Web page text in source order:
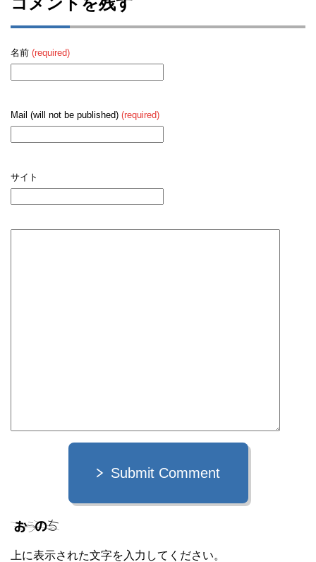
名前 (required)
Mail (will not be published) (required)
サイト
Submit Comment
上に表示された文字を入力してください。